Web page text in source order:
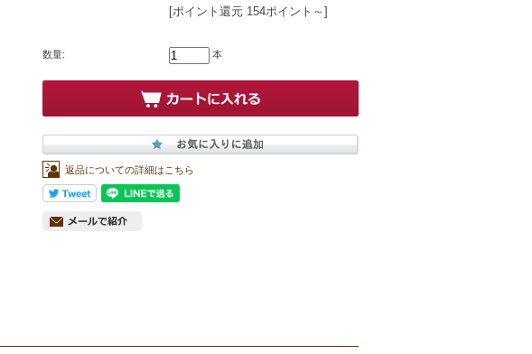
[ポイント還元 154ポイント～]
数量: 本
返品についての詳細はこちら